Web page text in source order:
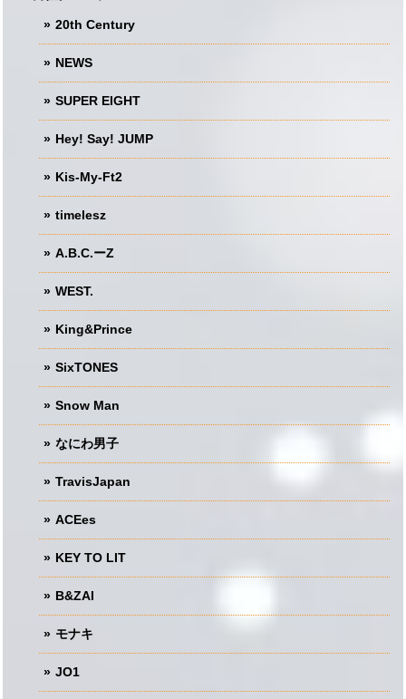
20th Century
NEWS
SUPER EIGHT
Hey! Say! JUMP
Kis-My-Ft2
timelesz
A.B.C.ーZ
WEST.
King&Prince
SixTONES
Snow Man
なにわ男子
TravisJapan
ACEes
KEY TO LIT
B&ZAI
モナキ
JO1